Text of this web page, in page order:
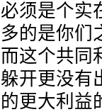
必须是个实
多的是你们
而这个共同
躲开更没有
的更大利益